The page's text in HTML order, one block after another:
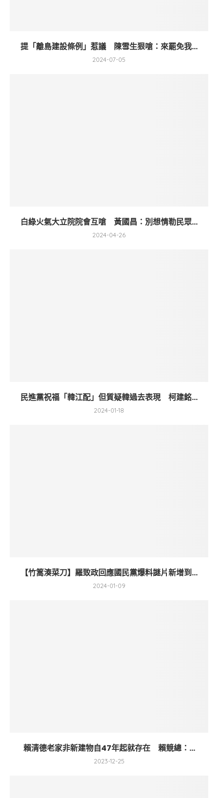
提「離島建設條例」惹議 陳雪生狠嗆：來罷免我...
2024-07-05
白綠火氣大立院院會互嗆 黃國昌：別想情勒民眾...
2024-04-26
民進黨祝福「韓江配」但質疑韓過去表現 柯建銘...
2024-01-18
【竹篙湊菜刀】羅致政回應國民黨爆料謎片新增到...
2024-01-09
賴清德老家非新建物自47年起就存在 賴競總：...
2023-12-25